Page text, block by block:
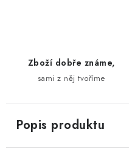
Zboží dobře známe,
sami z něj tvoříme
Popis produktu